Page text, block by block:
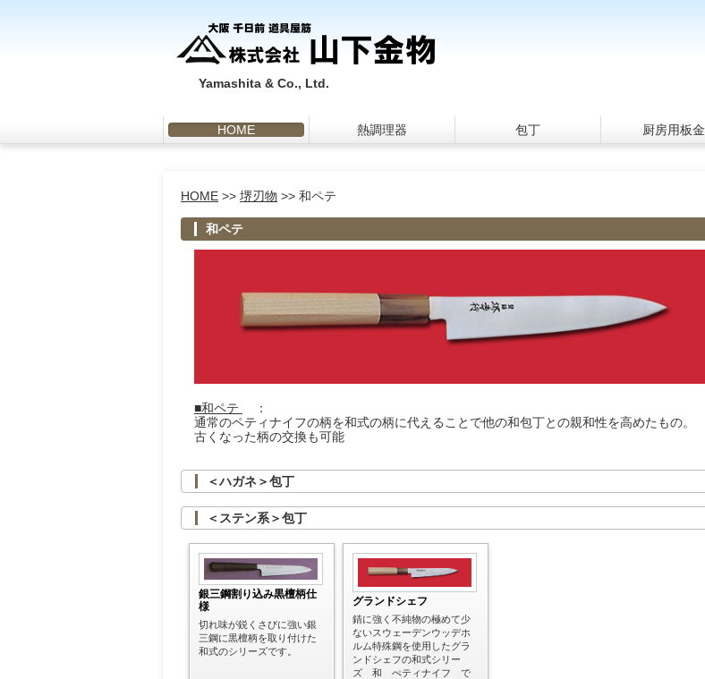
Yamashita & Co., Ltd.
HOME 熱調理器 包丁 厨房用板金
HOME >> 堺刃物 >> 和ペテ
和ペテ
■和ペテ
：
通常のペティナイフの柄を和式の柄に代えることで他の和包丁との親和性を高めたもの。
古くなった柄の交換も可能
＜ハガネ＞包丁
＜ステン系＞包丁
銀三鋼割り込み黒檀柄仕
様
切れ味が鋭くさびに強い銀
三鋼に黒檀柄を取り付けた
和式のシリーズです。
グランドシェフ
錆に強く不純物の極めて少
ないスウェーデンウッデホ
ルム特殊鋼を使用したグラ
ンドシェフの和式シリー
ズ 和 ぺティナイフ で